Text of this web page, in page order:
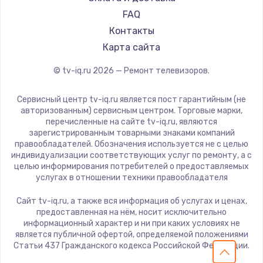
Замена видеокарты
1600 руб.
Заказать
880 руб.
Заказать
Замена видеочипа
2745 руб.
Замена северного моста
2600 руб.
Hiper
Grundig
HITACHI
Yandex
National
iFFALCON
Tuvio
Nord
BenQ
FAQ
Контакты
Карта сайта
© tv-iq.ru 2026 — Ремонт телевизоров.
Сервисный центр tv-iq.ru является пост гарантийным (не
авторизованным) сервисным центром. Торговые марки,
перечисленные на сайте tv-iq.ru, являются
зарегистрированным товарными знаками компаний
правообладателей. Обозначения используется не с целью
индивидуализации соответствующих услуг по ремонту, а с
целью информирования потребителей о предоставляемых
услугах в отношении техники правообладателя
Сайт tv-iq.ru, а также вся информация об услугах и ценах,
предоставленная на нём, носит исключительно
информационный характер и ни при каких условиях не
является публичной офертой, определяемой положениями
Статьи 437 Гражданского кодекса Российской Федерации.